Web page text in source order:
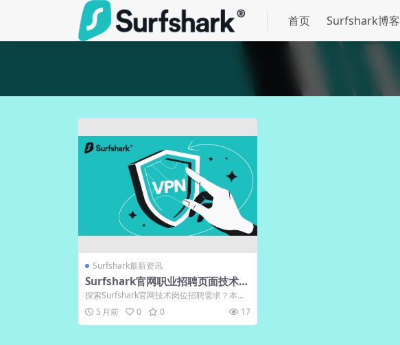
首页 Surfshark博客
Surfshark最新资讯
Surfshark官网职业招聘页面技术岗
位需求
探索Surfshark官网技术岗位招聘需求？本文
深入解析其核心人才要求，涵盖后端...
5 月前 0 0 17